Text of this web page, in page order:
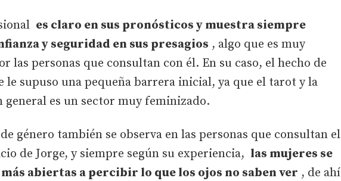
es claro en sus pronósticos y muestra siempre
y seguridad en sus presagios , algo que es muy
las personas que consultan con él. En su caso, el hecho de
le supuso una pequeña barrera inicial, ya que el tarot y la
general es un sector muy feminizado.
de género también se observa en las personas que consultan el
de Jorge, y siempre según su experiencia, las mujeres se
abiertas a percibir lo que los ojos no saben ver , de ahí